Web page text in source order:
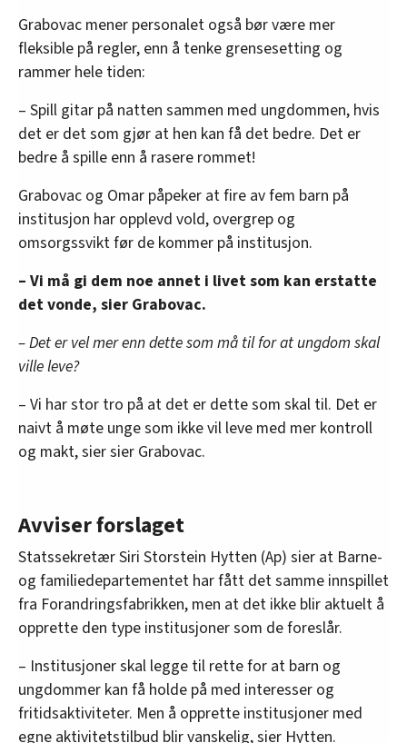
Grabovac mener personalet også bør være mer
fleksible på regler, enn å tenke grensesetting og
rammer hele tiden:
– Spill gitar på natten sammen med ungdommen, hvis
det er det som gjør at hen kan få det bedre. Det er
bedre å spille enn å rasere rommet!
Grabovac og Omar påpeker at fire av fem barn på
institusjon har opplevd vold, overgrep og
omsorgssvikt før de kommer på institusjon.
– Vi må gi dem noe annet i livet som kan erstatte
det vonde, sier Grabovac.
– Det er vel mer enn dette som må til for at ungdom skal
ville leve?
– Vi har stor tro på at det er dette som skal til. Det er
naivt å møte unge som ikke vil leve med mer kontroll
og makt, sier sier Grabovac.
Avviser forslaget
Statssekretær Siri Storstein Hytten (Ap) sier at Barne-
og familiedepartementet har fått det samme innspillet
fra Forandringsfabrikken, men at det ikke blir aktuelt å
opprette den type institusjoner som de foreslår.
– Institusjoner skal legge til rette for at barn og
ungdommer kan få holde på med interesser og
fritidsaktiviteter. Men å opprette institusjoner med
egne aktivitetstilbud blir vanskelig, sier Hytten.